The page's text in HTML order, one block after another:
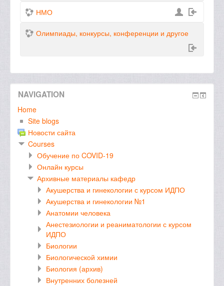
НМО
Олимпиады, конкурсы, конференции и другое
NAVIGATION
Home
Site blogs
Новости сайта
Courses
Обучение по COVID-19
Онлайн курсы
Архивные материалы кафедр
Акушерства и гинекологии с курсом ИДПО
Акушерства и гинекологии №1
Анатомии человека
Анестезиологии и реаниматологии с курсом
ИДПО
Биологии
Биологической химии
Биология (архив)
Внутренних болезней